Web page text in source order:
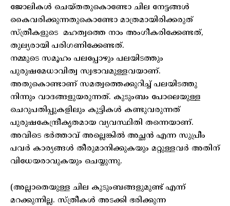
ജോലികൾ ചെയ്തതുകൊണ്ടോ ചില നേട്ടങ്ങൾ
കൈവരിക്കുന്നതുകൊണ്ടോ മാത്രമായിരിക്കരുത്
സ്ത്രീകളുടെ മഹത്വത്തെ നാം അംഗീകരിക്കേണ്ടത്,
തുല്യരായി പരിഗണിക്കേണ്ടത്.
നമ്മുടെ സമൂഹം പലപ്പോഴും പലയിടത്തും
പുരുഷമേധാവിത്വ സ്വഭാവമുള്ളവയാണ്.
അതുകൊണ്ടാണ് സമത്വത്തെക്കുറിച്ച് പലയിടത്തു
നിന്നും വാദങ്ങളുയരുന്നത്. കുടുംബം പോലെയുള്ള
ചെറുപതിപ്പുകളിലും കുട്ടികൾ കണ്ടുവരുന്നത്
പുരുഷകേന്ദ്രീകൃതമായ വ്യവസ്ഥിതി തന്നെയാണ്.
അവിടെ ഭർത്താവ് അല്ലെങ്കിൽ അച്ഛൻ എന്ന സുപ്രീം
പവർ കാര്യങ്ങൾ തീരുമാനിക്കുകയും മറ്റുള്ളവർ അതിന്
വിധേയരാവുകയും ചെയ്യുന്നു.
(അല്ലാതെയുള്ള ചില കുടുംബങ്ങളുമുണ്ട് എന്ന്
മറക്കുന്നില്ല. സ്ത്രീകൾ അടക്കി ഭരിക്കുന്ന